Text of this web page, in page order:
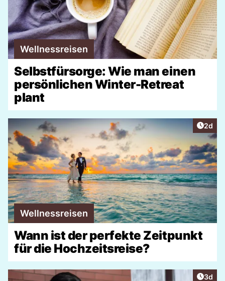
Wellnessreisen
Selbstfürsorge: Wie man einen
persönlichen Winter-Retreat
plant
2d
Wellnessreisen
Wann ist der perfekte Zeitpunkt
für die Hochzeitsreise?
3d